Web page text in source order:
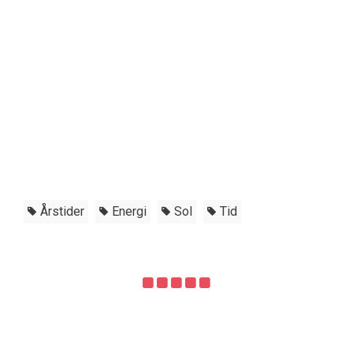
Årstider Energi Sol Tid